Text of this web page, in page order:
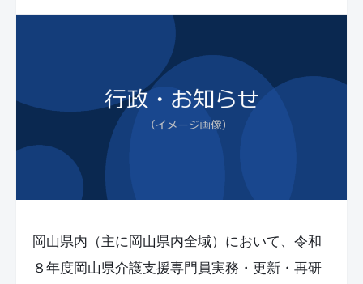
岡山県内（主に岡山県内全域）において、令和
８年度岡山県介護支援専門員実務・更新・再研